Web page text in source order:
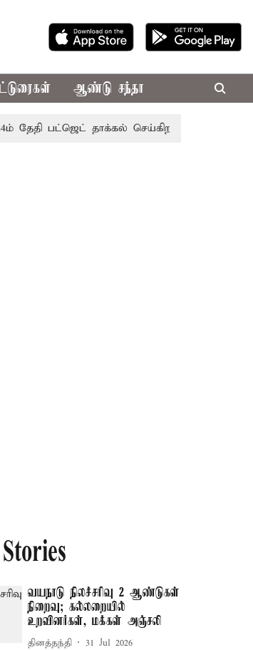
ஆண்டு சந்தா
பட்ஜெட் தாக்கல் செய்கிறார் முதல்-அமைச்சர்
வயநாடு நிலச்சரிவு 2 ஆண்டுகள்
நிறைவு; கல்லறையில்
உறவினர்கள், மக்கள் அஞ்சலி
தினத்தந்தி 31 Jul 2026